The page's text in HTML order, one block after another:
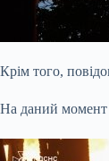
Крім того,
На даний момент